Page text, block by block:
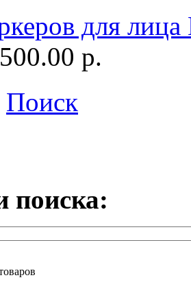
для
500.00 р.
Поиск
поиска: